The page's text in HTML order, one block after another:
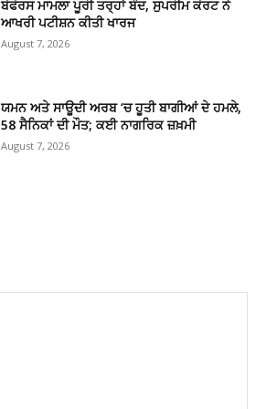
ਬੋਫੋਰਸ ਮਾਮਲਾ ਪੂਰੀ ਤਰ੍ਹਾਂ ਬੰਦ, ਸੁਪਰੀਮ ਕੋਰਟ ਨੇ
ਆਖਰੀ ਪਟੀਸ਼ਨ ਕੀਤੀ ਖਾਰਜ
August 7, 2026
ਯਮਨ ਅਤੇ ਸਾਊਦੀ ਅਰਬ ‘ਚ ਹੂਤੀ ਬਾਗੀਆਂ ਦੇ ਹਮਲੇ,
58 ਸੈਨਿਕਾਂ ਦੀ ਮੌਤ; ਕਈ ਨਾਗਰਿਕ ਜ਼ਖ਼ਮੀ
August 7, 2026